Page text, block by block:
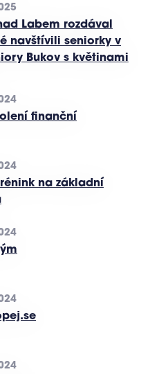
Labem rozdával
navštívili seniorky v
Bukov s květinami
finanční
na základní